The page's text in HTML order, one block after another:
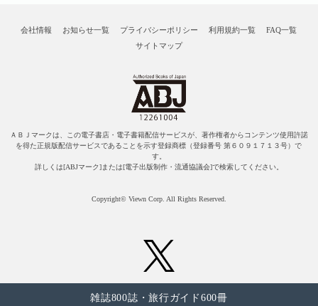
会社情報 お知らせ一覧 プライバシーポリシー 利用規約一覧
FAQ一覧
サイトマップ
ＡＢＪマークは、この電子書店・電子書籍配信サービスが、著作権者からコンテンツ使用許諾
を得た正規版配信サービスであることを示す登録商標（登録番号 第６０９１７１３号）で
す。
詳しくは[ABJマーク]または[電子出版制作・流通協議会]で検索してください。
Copyright© Viewn Corp. All Rights Reserved.
雑誌800誌・旅行ガイド600冊